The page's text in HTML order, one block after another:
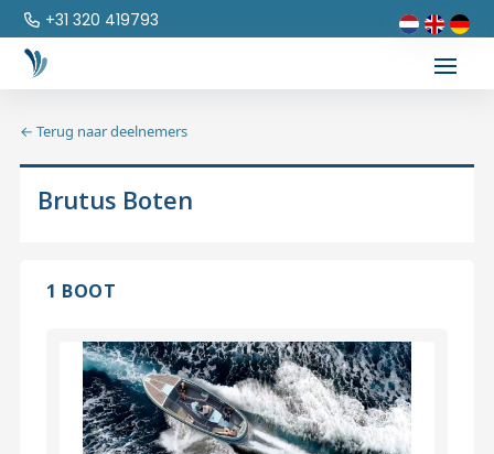
+31 320 419793
← Terug naar deelnemers
Brutus Boten
1 BOOT